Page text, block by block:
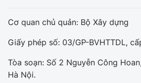
Cơ quan chủ quản: Bộ Xây dựng
Giấy phép số: 03/GP-BVHTTDL,
Tòa soạn: Số 2 Nguyễn Công
Hà Nội.